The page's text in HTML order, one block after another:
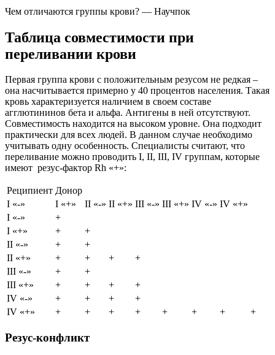
Чем отличаются группы крови? — Научпок
Таблица совместимости при
переливании крови
Первая группа крови с положительным резусом не редкая –
она насчитывается примерно у 40 процентов населения. Такая
кровь характеризуется наличием в своем составе
агглютининов бета и альфа. Антигены в ней отсутствуют.
Совместимость находится на высоком уровне. Она подходит
практически для всех людей. В данном случае необходимо
учитывать одну особенность. Специалисты считают, что
переливание можно проводить I, II, III, IV группам, которые
имеют резус-фактор Rh «+»:
Реципиент Донор
I «-»
I «+» II «-» II «+» III «-» III «+» IV «-» IV «+»
I «-»
+
I «+»
+
+
II «-»
+
+
II «+»
+ + +
+
III «-»
+
+
III «+»
+ + +
+
IV «-»
+ + +
+
IV «+»
+ + + + + + + +
Резус-конфликт